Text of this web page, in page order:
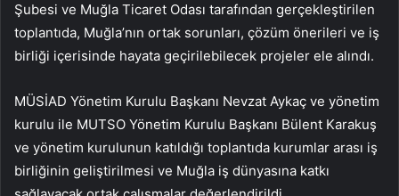
Şubesi ve Muğla Ticaret Odası tarafından gerçekleştirilen
toplantıda, Muğla’nın ortak sorunları, çözüm önerileri ve iş
birliği içerisinde hayata geçirilebilecek projeler ele alındı.
MÜSİAD Yönetim Kurulu Başkanı Nevzat Aykaç ve yönetim
kurulu ile MUTSO Yönetim Kurulu Başkanı Bülent Karakuş
ve yönetim kurulunun katıldığı toplantıda kurumlar arası iş
birliğinin geliştirilmesi ve Muğla iş dünyasına katkı